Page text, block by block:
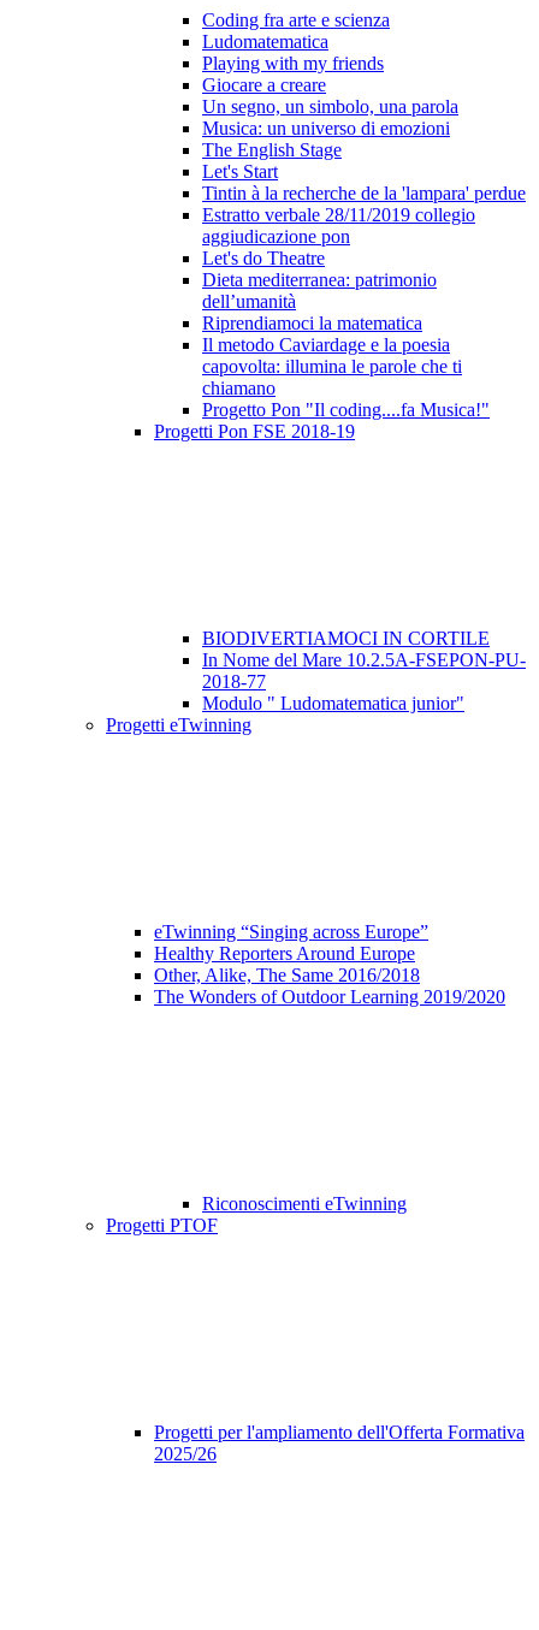
Coding fra arte e scienza
Ludomatematica
Playing with my friends
Giocare a creare
Un segno, un simbolo, una parola
Musica: un universo di emozioni
The English Stage
Let's Start
Tintin à la recherche de la 'lampara' perdue
Estratto verbale 28/11/2019 collegio
aggiudicazione pon
Let's do Theatre
Dieta mediterranea: patrimonio
dell’umanità
Riprendiamoci la matematica
Il metodo Caviardage e la poesia
capovolta: illumina le parole che ti
chiamano
Progetto Pon "Il coding....fa Musica!"
Progetti Pon FSE 2018-19
BIODIVERTIAMOCI IN CORTILE
In Nome del Mare 10.2.5A-FSEPON-PU-
2018-77
Modulo " Ludomatematica junior"
Progetti eTwinning
eTwinning “Singing across Europe”
Healthy Reporters Around Europe
Other, Alike, The Same 2016/2018
The Wonders of Outdoor Learning 2019/2020
Riconoscimenti eTwinning
Progetti PTOF
Progetti per l'ampliamento dell'Offerta Formativa
2025/26